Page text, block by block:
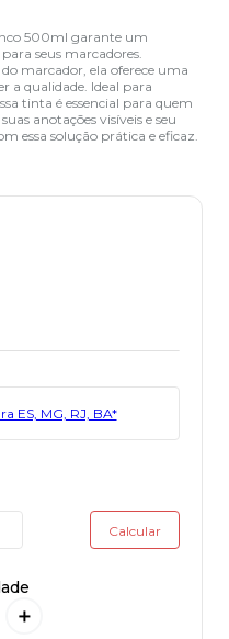
500ml garante um
seus marcadores.
marcador, ela oferece uma
a qualidade. Ideal para
tinta é essencial para quem
anotações visíveis e seu
essa solução prática e eficaz.
ES, MG, RJ, BA*
＋